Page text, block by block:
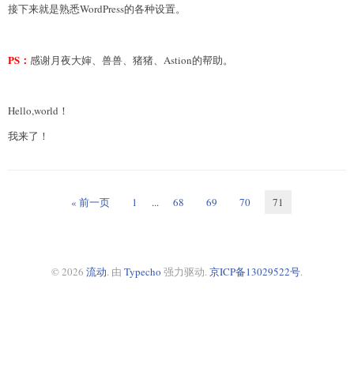
接下来就是熟悉WordPress的各种设置。
PS： 感谢月夜大婶、兽兽、猪猪、Astion的帮助。
Hello,world！
我来了！
« 前一页 1 ... 68 69 70 71
© 2026 流动. 由 Typecho 强力驱动. 京ICP备13029522号.